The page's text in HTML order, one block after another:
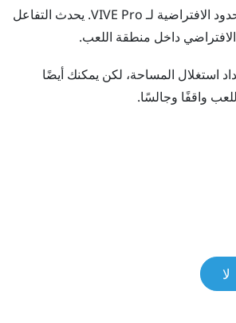
الافتراضية لـVIVE Pro. يحدث التفاعل
داخل منطقة اللعب.
استغلال المساحة، لكن يمكنك أيضًا
واقفًا وجالسًا.
لا